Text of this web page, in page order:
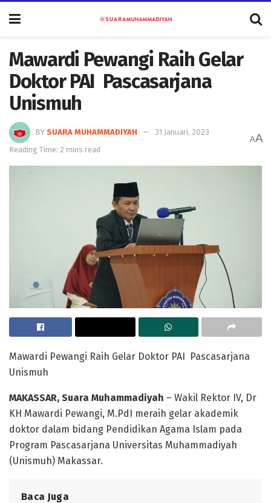
Mawardi Pewangi Raih Gelar
Doktor PAI Pascasarjana
Unismuh
BY SUARA MUHAMMADIYAH
31 Januari, 2023
Reading Time: 2 mins read
AA
Mawardi Pewangi Raih Gelar Doktor PAI Pascasarjana
Unismuh
MAKASSAR, Suara Muhammadiyah – Wakil Rektor IV, Dr
KH Mawardi Pewangi, M.PdI meraih gelar akademik
doktor dalam bidang Pendidikan Agama Islam pada
Program Pascasarjana Universitas Muhammadiyah
(Unismuh) Makassar.
Baca Juga